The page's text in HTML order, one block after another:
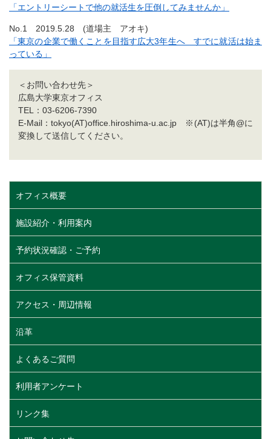
「エントリーシートで他の就活生を圧倒してみませんか」
No.1 2019.5.28 (道場主 アオキ)
「東京の企業で働くことを目指す広大3年生へ すでに就活は始ま
っている」
＜お問い合わせ先＞
広島大学東京オフィス
TEL：03-6206-7390
E-Mail：tokyo(AT)office.hiroshima-u.ac.jp ※(AT)は半角@に
変換して送信してください。
オフィス概要
施設紹介・利用案内
予約状況確認・ご予約
オフィス保管資料
アクセス・周辺情報
沿革
よくあるご質問
利用者アンケート
リンク集